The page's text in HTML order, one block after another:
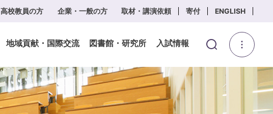
高校教員の方 企業・一般の方 取材・講演依頼 寄付 ENGLISH
地域貢献・国際交流 図書館・研究所 入試情報